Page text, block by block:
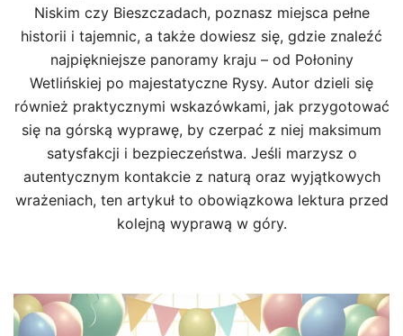
Niskim czy Bieszczadach, poznasz miejsca pełne
historii i tajemnic, a także dowiesz się, gdzie znaleźć
najpiękniejsze panoramy kraju – od Połoniny
Wetlińskiej po majestatyczne Rysy. Autor dzieli się
również praktycznymi wskazówkami, jak przygotować
się na górską wyprawę, by czerpać z niej maksimum
satysfakcji i bezpieczeństwa. Jeśli marzysz o
autentycznym kontakcie z naturą oraz wyjątkowych
wrażeniach, ten artykuł to obowiązkowa lektura przed
kolejną wyprawą w góry.